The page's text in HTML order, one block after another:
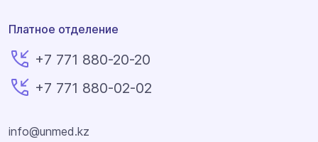
Платное отделение
+7 771 880-20-20
+7 771 880-02-02
info@unmed.kz